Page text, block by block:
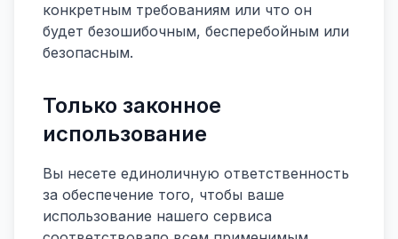
конкретным требованиям или что он
будет безошибочным, бесперебойным или
безопасным.
Только законное
использование
Вы несете единоличную ответственность
за обеспечение того, чтобы ваше
использование нашего сервиса